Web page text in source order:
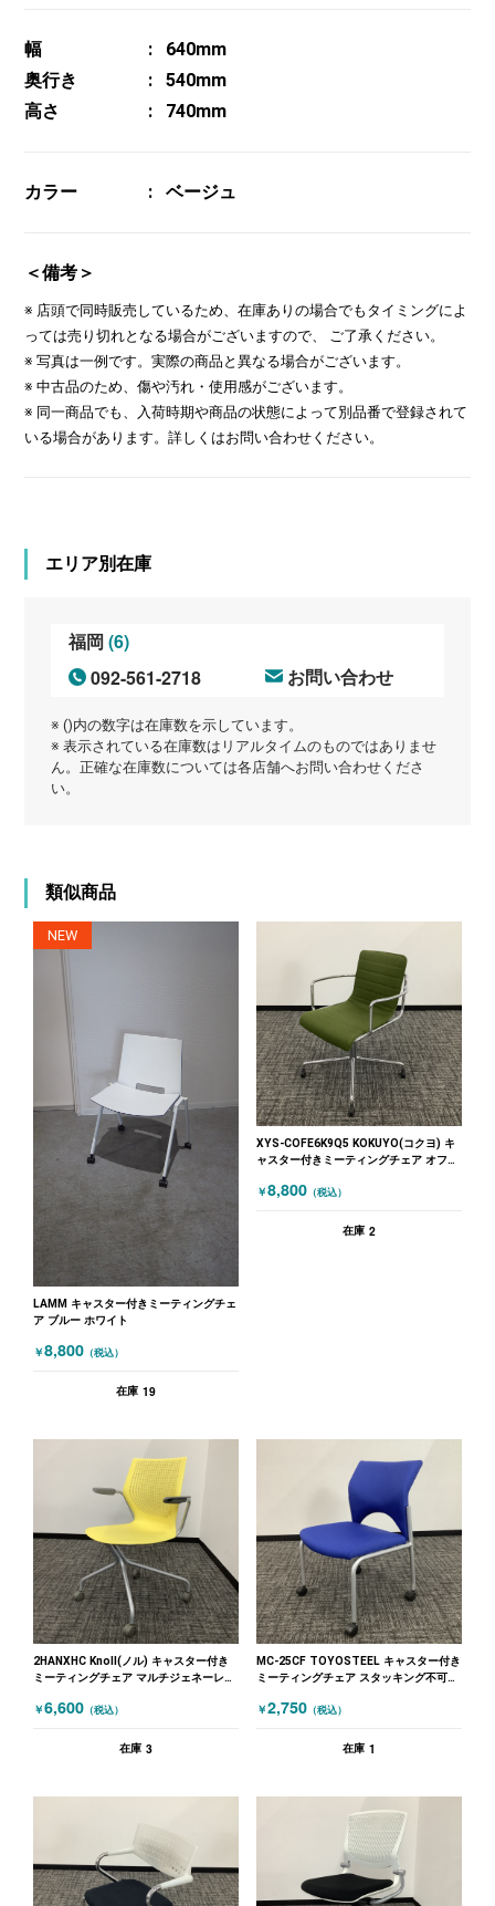
幅
640mm
奥行き
540mm
高さ
740mm
カラー ベージュ
＜備考＞
※ 店頭で同時販売しているため、在庫ありの場合でもタイミングによ
っては売り切れとなる場合がございますので、 ご了承ください。
※ 写真は一例です。実際の商品と異なる場合がございます。
※ 中古品のため、傷や汚れ・使用感がございます。
※ 同一商品でも、入荷時期や商品の状態によって別品番で登録されて
いる場合があります。詳しくはお問い合わせください。
エリア別在庫
福岡(6)
092-561-2718
お問い合わせ
※ ()内の数字は在庫数を示しています。
※ 表示されている在庫数はリアルタイムのものではありませ
ん。正確な在庫数については各店舗へお問い合わせくださ
い。
類似商品
NEW
LAMM キャスター付きミーティングチェ
ア ブルー ホワイト
￥8,800 （税込）
在庫 19
XYS-COFE6K9Q5 KOKUYO(コクヨ) キ
ャスター付きミーティングチェア オフセ
￥8,800 （税込）
在庫 2
2HANXHC Knoll(ノル) キャスター付き
ミーティングチェア マルチジェネーレー
￥6,600 （税込）
在庫 3
MC-25CF TOYOSTEEL キャスター付き
ミーティングチェア スタッキング不可
￥2,750 （税込）
在庫 1